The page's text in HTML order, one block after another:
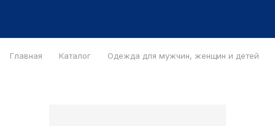
Главная Каталог Одежда для мужчин, женщин и детей